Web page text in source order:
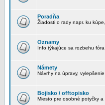
Poradňa
Žiadosti o rady napr. ku
Oznamy
Info týkajúce sa rozbehu
Námety
Návrhy na úpravy,
Bojisko / offtopisko
Miesto pre osobné potyčky a